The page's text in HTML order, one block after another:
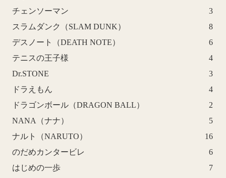
チェンソーマン
3
スラムダンク（SLAM DUNK）
8
デスノート（DEATH NOTE）
6
テニスの王子様
4
Dr.STONE
3
ドラえもん
4
ドラゴンボール（DRAGON BALL）
2
NANA（ナナ）
5
ナルト（NARUTO）
16
のだめカンタービレ
6
はじめの一歩
7